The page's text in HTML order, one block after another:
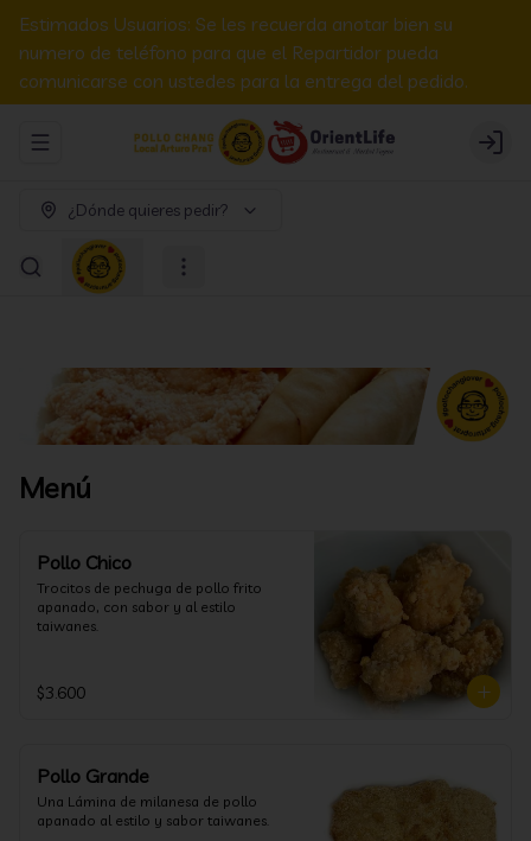
Estimados Usuarios: Se les recuerda anotar bien su
numero de teléfono para que el Repartidor pueda
comunicarse con ustedes para la entrega del pedido.
Abrir menu de navegación Login
¿Dónde quieres pedir?
Menú
Pollo Chico
Trocitos de pechuga de pollo frito
apanado, con sabor y al estilo
taiwanes.
$3.600
Pollo Grande
Una Lámina de milanesa de pollo
apanado al estilo y sabor taiwanes.